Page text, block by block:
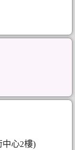
中心2樓)